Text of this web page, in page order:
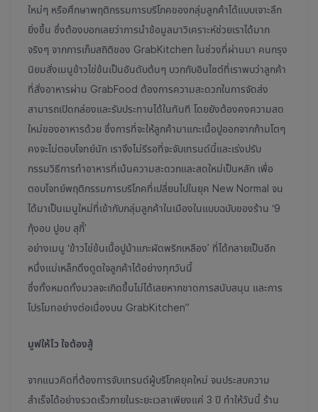
ใหม่ๆ หรือศึกษาพฤติกรรมการบริโภคของกลุ่มลูกค้าได้แบบเจาะลึก
ยิ่งขึ้น ซึ่งต้องบอกเลยว่าการนำข้อมูลมาวิเคราะห์ช่วยเราได้มาก
จริงๆ จากการเก็บสถิติของ GrabKitchen ในช่วงที่ผ่านมา คนกรุง
นิยมสั่งเมนูข้าวไข่ข้นเป็นอันดับต้นๆ บวกกับอินไซต์ที่เราพบว่าลูกค้า
ที่สั่งอาหารผ่าน GrabFood ต้องการความสะดวกในการจัดส่ง
สามารถเปิดกล่องและรับประทานได้ในทันที โดยยังต้องคงความสด
ใหม่ของอาหารด้วย ซึ่งการที่จะให้ลูกค้ามาแกะเนื้อปูออกจากก้ามโตๆ
คงจะไม่ตอบโจทย์นัก เราจึงไม่รีรอที่จะจับเทรนด์นี้และเร่งปรับ
กรรมวิธีการทำอาหารที่เน้นความสะดวกและสดใหม่เป็นหลัก เพื่อ
ตอบโจทย์พฤติกรรมการบริโภคที่เปลี่ยนไปในยุค New Normal จน
ได้มาเป็นเมนูใหม่ที่เข้ากับกลุ่มลูกค้าในเมืองในแบบฉบับของร้าน ‘9
กุ้งอบ ปูอบ สุกี้’
อย่างเมนู ‘ข้าวไข่ข้นเนื้อปูม้าแกะผัดพริกเหลือง’ ที่ได้กลายเป็นอีก
หนึ่งแม่เหล็กดึงดูดใจลูกค้าได้อย่างทุกวันนี้
ซึ่งทั้งหมดทั้งมวลจะเกิดขึ้นไม่ได้เลยหากขาดการสนับสนุน และการ
โปรโมทอย่างต่อเนื่องบน GrabKitchen”
มูฟให้ไว ใจต้องสู้
จากแนวคิดที่ต้องการจับเทรนด์ผู้บริโภคยุคใหม่ จนประสบความ
สำเร็จได้อย่างรวดเร็วภายในระยะเวลาเพียงแค่ 3 ปี ทำให้วันนี้ ร้าน